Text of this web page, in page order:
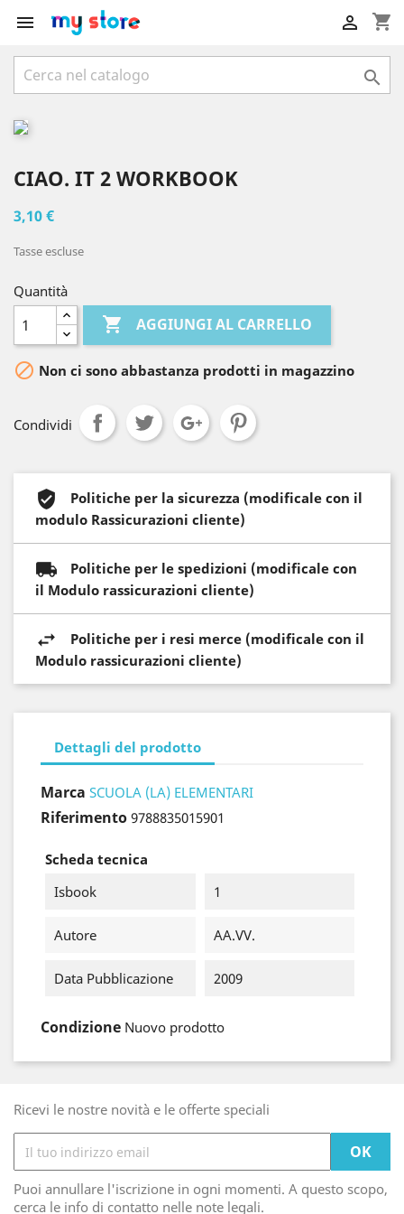
 shopping_cart


CIAO. IT 2 WORKBOOK
3,10 €
Tasse escluse
Quantità
 AGGIUNGI AL CARRELLO
 Non ci sono abbastanza prodotti in magazzino
Condividi
Politiche per la sicurezza (modificale con il
modulo Rassicurazioni cliente)
Politiche per le spedizioni (modificale con
il Modulo rassicurazioni cliente)
Politiche per i resi merce (modificale con il
Modulo rassicurazioni cliente)
Dettagli del prodotto
Marca SCUOLA (LA) ELEMENTARI
Riferimento 9788835015901
Scheda tecnica
Isbook
1
Autore AA.VV.
Data Pubblicazione 2009
Condizione Nuovo prodotto
Ricevi le nostre novità e le offerte speciali
Puoi annullare l'iscrizione in ogni momenti. A questo scopo,
cerca le info di contatto nelle note legali.